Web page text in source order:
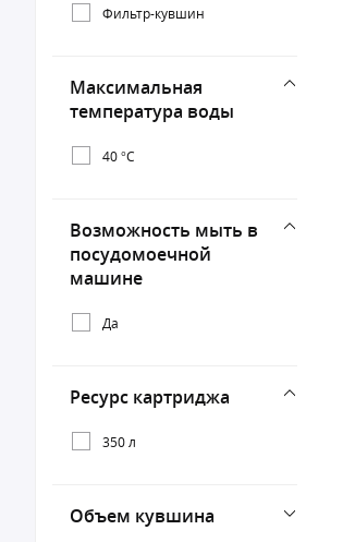
Фильтр-кувшин
Максимальная
температура воды
40 °C
Возможность мыть в
посудомоечной
машине
Да
Ресурс картриджа
350 л
Объем кувшина